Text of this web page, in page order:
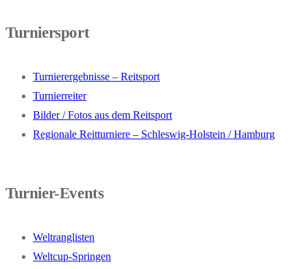
Turniersport
Turnierergebnisse – Reitsport
Turnierreiter
Bilder / Fotos aus dem Reitsport
Regionale Reitturniere – Schleswig-Holstein / Hamburg
Turnier-Events
Weltranglisten
Weltcup-Springen